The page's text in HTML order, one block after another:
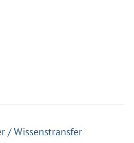
/ Wissenstransfer